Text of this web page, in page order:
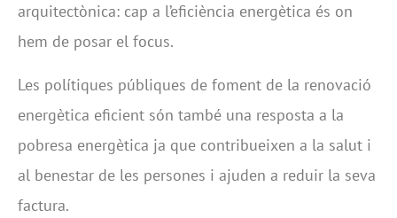
arquitectònica: cap a l’eficiència energètica és on
hem de posar el focus.
Les polítiques públiques de foment de la renovació
energètica eficient són també una resposta a la
pobresa energètica ja que contribueixen a la salut i
al benestar de les persones i ajuden a reduir la seva
factura.